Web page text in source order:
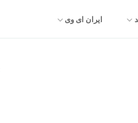
ایران ای وی